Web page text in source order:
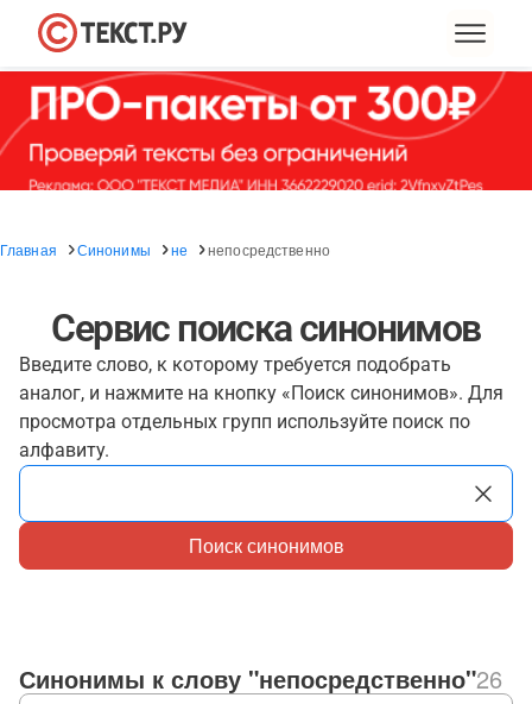
Главная Синонимы не непосредственно
Сервис поиска синонимов
Введите слово, к которому требуется подобрать
аналог, и нажмите на кнопку «Поиск синонимов». Для
просмотра отдельных групп используйте поиск по
алфавиту.
Поиск синонимов
Синонимы к слову "непосредственно"26